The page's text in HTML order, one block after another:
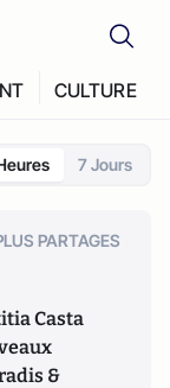
CULTURE
7 Jours
PARTAGES
Casta
&